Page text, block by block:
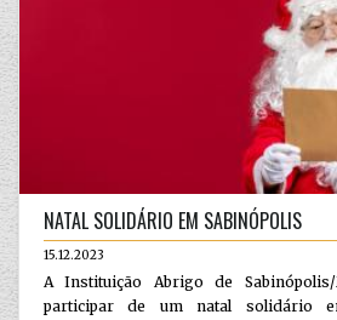
NATAL SOLIDÁRIO EM SABINÓPOLIS
15.12.2023
A Instituição Abrigo de
participar de um natal solidário